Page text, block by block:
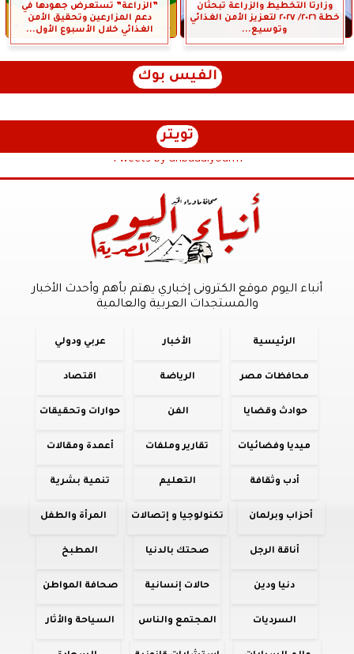
وزارتا التخطيط والزراعة تبحثان
خطة ٢٠٢٦/ ٢٠٢٧ لتعزيز الأمن الغذائي
وتوسيع...
”الزراعة” تستعرض جهودها في
دعم المزارعين وتحقيق الأمن
الغذائي خلال الأسبوع الأول...
الفيس بوك
تويتر
Tweets by anbaaalyoum1
أنباء اليوم موقع الكترونى إخباري يهتم بأهم وأحدث الأخبار
والمستجدات العربية والعالمية
الرئيسية الأخبار عربي ودولي
محافظات مصر الرياضة اقتصاد
حوادث وقضايا الفن حوارات وتحقيقات
ميديا وفضائيات تقارير وملفات أعمدة ومقالات
أدب وثقافة التعليم تنمية بشرية
أحزاب وبرلمان تكنولوجيا و إتصالات المرأة والطفل
أناقة الرجل صحتك بالدنيا المطبخ
دنيا ودين حالات إنسانية صحافة المواطن
السرديات المجتمع والناس السياحة والأثار